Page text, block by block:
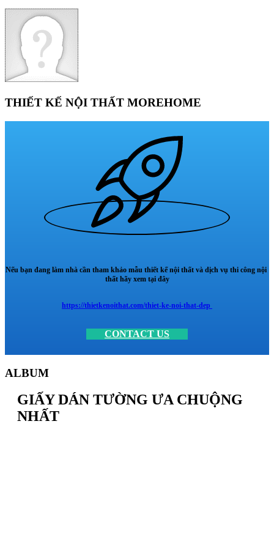
THIẾT KẾ NỘI THẤT MOREHOME
Nếu bạn đang làm nhà cần tham khảo mẫu thiết kế nội thất và dịch vụ thi công nội
thất hãy xem tại đây
https://thietkenoithat.com/thiet-ke-noi-that-dep
CONTACT US
ALBUM
GIẤY DÁN TƯỜNG ƯA CHUỘNG
NHẤT